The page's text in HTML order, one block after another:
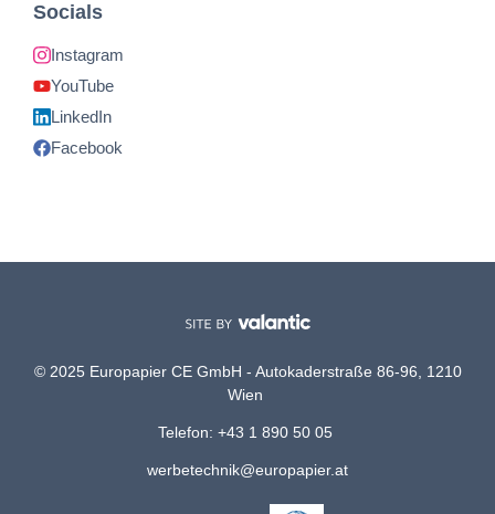
Socials
Instagram
YouTube
LinkedIn
Facebook
© 2025 Europapier CE GmbH - Autokaderstraße 86-96, 1210
Wien
Telefon: +43 1 890 50 05
werbetechnik@europapier.at